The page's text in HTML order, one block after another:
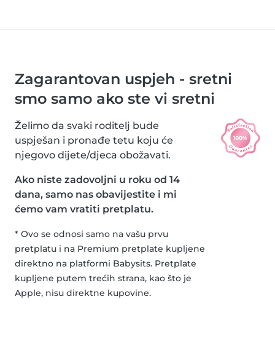
Zagarantovan uspjeh - sretni
smo samo ako ste vi sretni
Želimo da svaki roditelj bude
uspješan i pronađe tetu koju će
njegovo dijete/djeca obožavati.
Ako niste zadovoljni u roku od 14
dana, samo nas obavijestite i mi
ćemo vam vratiti pretplatu.
* Ovo se odnosi samo na vašu prvu
pretplatu i na Premium pretplate kupljene
direktno na platformi Babysits. Pretplate
kupljene putem trećih strana, kao što je
Apple, nisu direktne kupovine.